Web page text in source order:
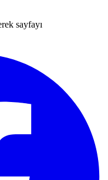
sayfayı